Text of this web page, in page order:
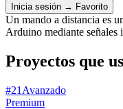
Inicia sesión → Favorito
Un mando a distancia es
Arduino mediante señales
Proyectos que
#21 Avanzado
Premium